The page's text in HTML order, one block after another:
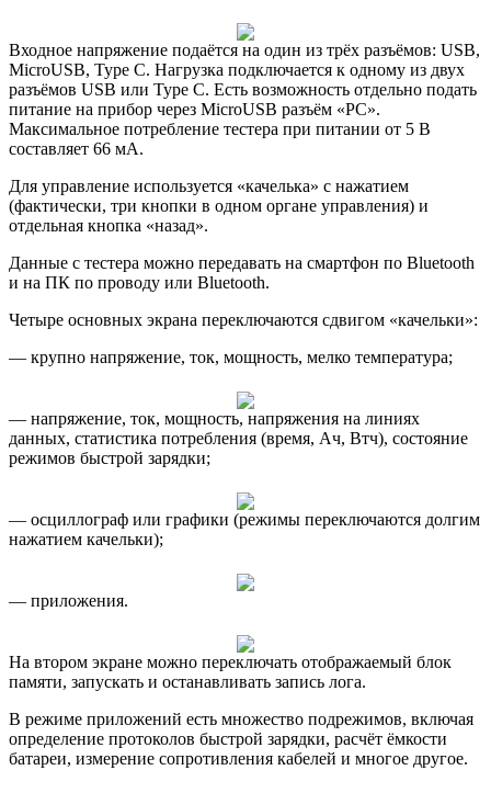
Входное напряжение подаётся на один из трёх разъёмов: USB,
MicroUSB, Type C. Нагрузка подключается к одному из двух
разъёмов USB или Type C. Есть возможность отдельно подать
питание на прибор через MicroUSB разъём «PC».
Максимальное потребление тестера при питании от 5 В
составляет 66 мА.
Для управление используется «качелька» с нажатием
(фактически, три кнопки в одном органе управления) и
отдельная кнопка «назад».
Данные с тестера можно передавать на смартфон по Bluetooth
и на ПК по проводу или Bluetooth.
Четыре основных экрана переключаются сдвигом «качельки»:
— крупно напряжение, ток, мощность, мелко температура;
— напряжение, ток, мощность, напряжения на линиях
данных, статистика потребления (время, Ач, Втч), состояние
режимов быстрой зарядки;
— осциллограф или графики (режимы переключаются долгим
нажатием качельки);
— приложения.
На втором экране можно переключать отображаемый блок
памяти, запускать и останавливать запись лога.
В режиме приложений есть множество подрежимов, включая
определение протоколов быстрой зарядки, расчёт ёмкости
батареи, измерение сопротивления кабелей и многое другое.